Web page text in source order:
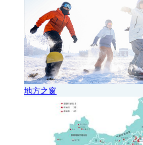
地方之窗